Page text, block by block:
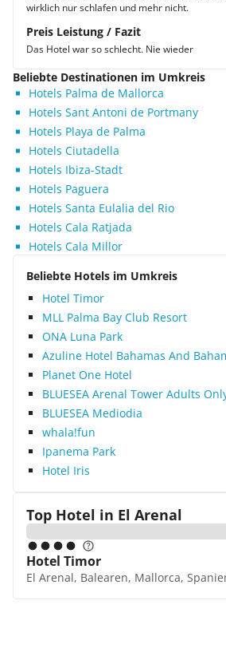
wirklich nur schlafen und mehr nicht.
Preis Leistung / Fazit
Das Hotel war so schlecht. Nie wieder
Beliebte Destinationen im Umkreis
Hotels Palma de Mallorca
Hotels Sant Antoni de Portmany
Hotels Playa de Palma
Hotels Ciutadella
Hotels Ibiza-Stadt
Hotels Paguera
Hotels Santa Eulalia del Rio
Hotels Cala Ratjada
Hotels Cala Millor
Beliebte Hotels im Umkreis
Hotel Timor
MLL Palma Bay Club Resort
ONA Luna Park
Azuline Hotel Bahamas And
Planet One Hotel
BLUESEA Arenal Tower Adults
BLUESEA Mediodia
whala!fun
Ipanema Park
Hotel Iris
Top Hotel in El Arenal
Hotel Timor
El Arenal, Balearen, Mallorca,